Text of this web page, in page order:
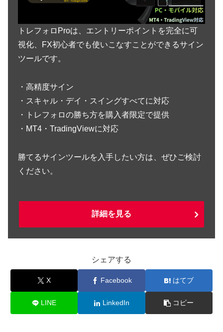
トレフォロProは、エントリーポイントを完全に可
視化、FX初心者でも使いこなすことができるサイン
ツールです。
・高精度サイン
・スキャル・デイ・スイングすべてに対応
・トレフォロの勝ち方を購入者限定で提供
・MT4・TradingViewに対応
勝てるサインツールを入手したい方は、ぜひご検討
ください。
詳細を見る
シェアする
X Facebook はてブ
LINE LinkedIn コピー